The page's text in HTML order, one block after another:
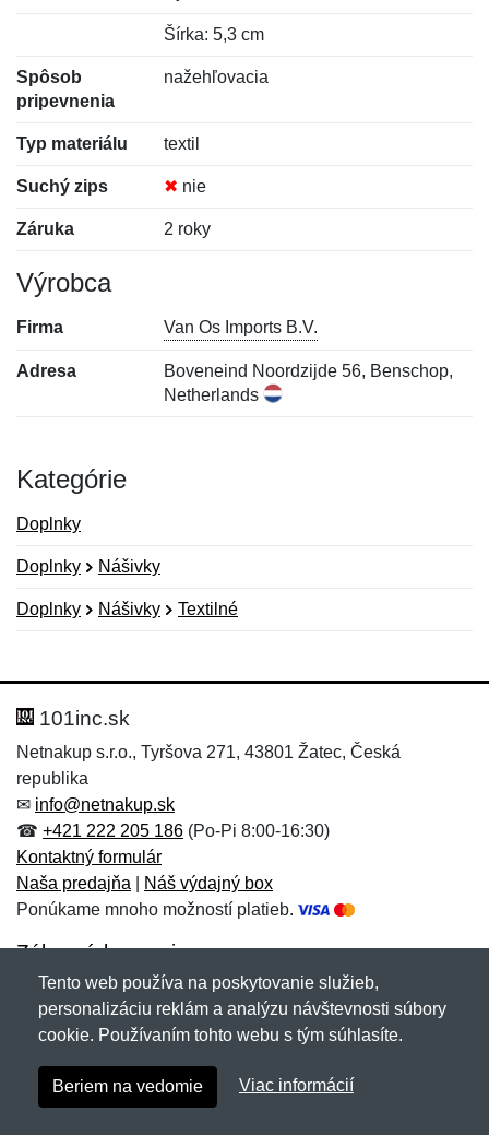
Šírka: 5,3 cm
Spôsob
pripevnenia
nažehľovacia
Typ materiálu textil
Suchý zips ✖ nie
Záruka 2 roky
Výrobca
Firma Van Os Imports B.V.
Adresa
Boveneind Noordzijde 56, Benschop,
Netherlands
Kategórie
Doplnky
Doplnky Nášivky
Doplnky Nášivky Textilné
Hodnotenie:
Meno:*
E-mail:
Správa*
Meno:
E-mail:*
Správa*
101inc.sk
Netnakup s.r.o., Tyršova 271, 43801 Žatec, Česká
republika
✉ info@netnakup.sk
☎ +421 222 205 186 (Po-Pi 8:00-16:30)
Kontaktný formulár
Naša predajňa
Náš výdajný box
Ponúkame mnoho možností platieb.
Zákaznícky servis
Novinky emailom
Copyright © 2007-2026 (19 rokov s vami)Netnakup.sk
NetIQ. Všetky práva vyhradené.
Tento web používa na poskytovanie služieb,
personalizáciu reklám a analýzu návštevnosti súbory
cookie. Používaním tohto webu s tým súhlasíte.
Beriem na vedomie Viac informácií